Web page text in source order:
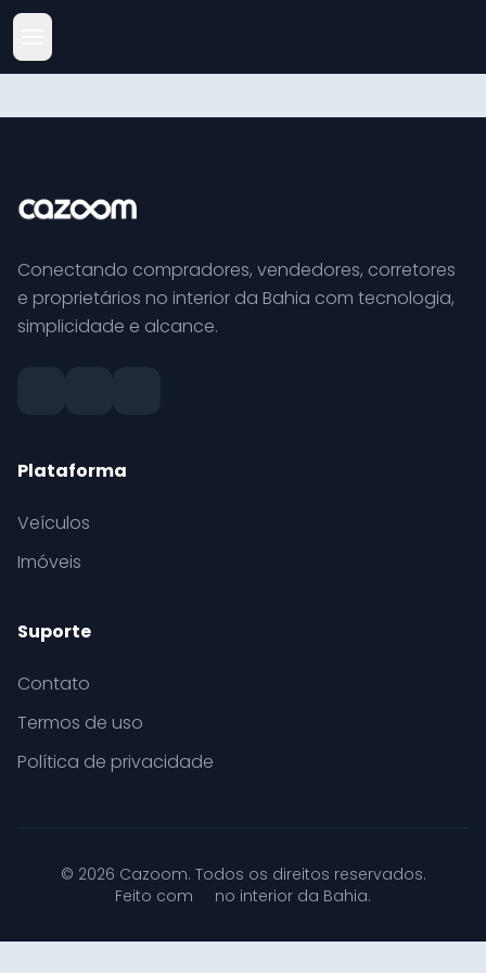
Conectando compradores, vendedores, corretores
e proprietários no interior da Bahia com tecnologia,
simplicidade e alcance.
Plataforma
Veículos
Imóveis
Suporte
Contato
Termos de uso
Política de privacidade
© 2026 Cazoom. Todos os direitos reservados.
Feito com
no interior da Bahia.